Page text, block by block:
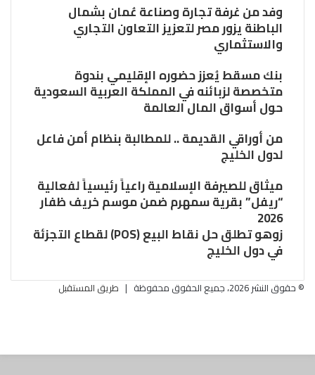
وفد من غرفة تجارة وصناعة عُمان بشمال
الباطنة يزور مصر لتعزيز التعاون التجاري
والاستثماري
بنك مسقط يُعزز حضوره الإقليمي بندوة
متخصصة لزبائنه في المملكة العربية السعودية
حول أسواق المال العالمة
من أوراقي القديمة .. للمطالبة بنظام أمن فاعل
لدول الخليج
ميثاق للصيرفة الإسلامية راعياً رئيسياً لفعالية
“ريفل” بقرية سمهرم ضمن موسم خريف ظفار
2026
زوهو تطلق حل نقاط البيع (POS) لقطاع التجزئة
في دول الخليج
© حقوق النشر 2026، جميع الحقوق محفوظة |
طريق المستقبل